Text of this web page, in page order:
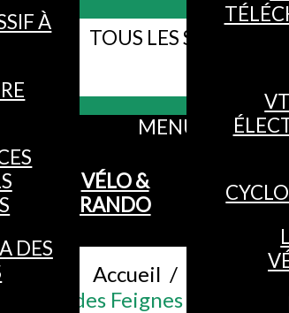
TOUS LES SITES WEB
MENU
À
DES
VÉLO &
RANDO
Accueil /
Grandes Feignes - au pied